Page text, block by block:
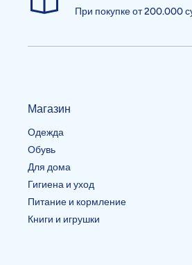
При покупке от 200.000
Магазин
Одежда
Обувь
Для дома
Гигиена и уход
Питание и кормление
Книги и игрушки